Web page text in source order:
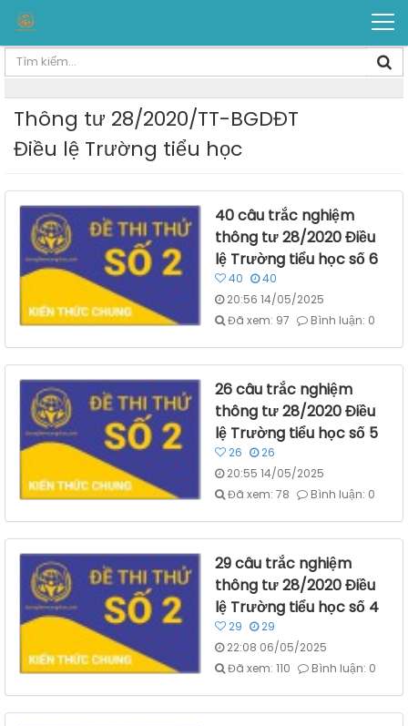
Thông tư 28/2020/TT-BGDĐT
Điều lệ Trường tiểu học
40 câu trắc nghiệm
thông tư 28/2020 Điều
lệ Trường tiểu học số 6
40
40
20:56 14/05/2025
Đã xem: 97
Bình luận: 0
26 câu trắc nghiệm
thông tư 28/2020 Điều
lệ Trường tiểu học số 5
26
26
20:55 14/05/2025
Đã xem: 78
Bình luận: 0
29 câu trắc nghiệm
thông tư 28/2020 Điều
lệ Trường tiểu học số 4
29
29
22:08 06/05/2025
Đã xem: 110
Bình luận: 0